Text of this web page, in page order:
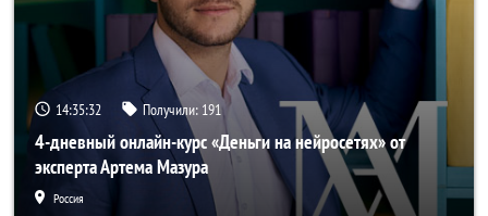
14:35:29 Получили: 191
4-дневный онлайн-курс «Деньги на нейросетях» от
эксперта Артема Мазура
Россия